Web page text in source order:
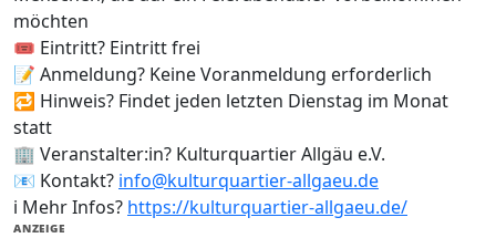
möchten
🎟️ Eintritt? Eintritt frei
📝 Anmeldung? Keine Voranmeldung erforderlich
🔁 Hinweis? Findet jeden letzten Dienstag im Monat
statt
🏢 Veranstalter:in? Kulturquartier Allgäu e.V.
📧 Kontakt? info@kulturquartier-allgaeu.de
ℹ️ Mehr Infos? https://kulturquartier-allgaeu.de/
ANZEIGE